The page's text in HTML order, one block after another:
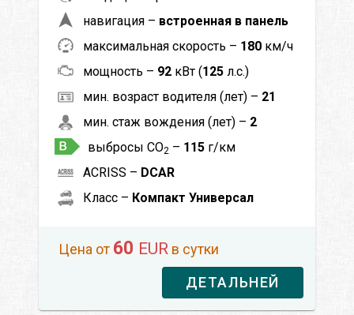
навигация – встроенная в панель
максимальная скорость – 180 км/ч
мощность – 92 кВт (125 л.с.)
мин. возраст водителя (лет) – 21
мин. стаж вождения (лет) – 2
выбросы CO2 – 115 г/км
ACRISS – DCAR
Класс – Компакт Универсал
Цена от 60 EUR в сутки
ДЕТАЛЬНЕЙ